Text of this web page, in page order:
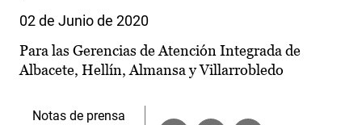
02 de Junio de 2020
Para las Gerencias de Atención Integrada de
Albacete, Hellín, Almansa y Villarrobledo
Notas de prensa